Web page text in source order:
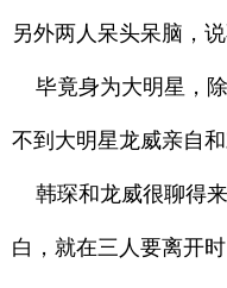
另外两人呆头呆脑，
毕竟身为大明星，
不到大明星龙威亲自和
韩琛和龙威很聊得
白，就在三人要离开